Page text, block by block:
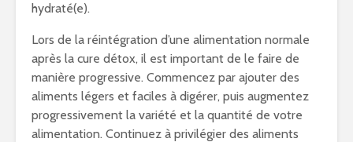
hydraté(e).
Lors de la réintégration d’une alimentation normale
après la cure détox, il est important de le faire de
manière progressive. Commencez par ajouter des
aliments légers et faciles à digérer, puis augmentez
progressivement la variété et la quantité de votre
alimentation. Continuez à privilégier des aliments